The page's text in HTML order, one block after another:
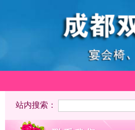
站内搜索：